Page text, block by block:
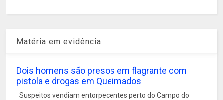
Matéria em evidência
Dois homens são presos em flagrante com
pistola e drogas em Queimados
Suspeitos vendiam entorpecentes perto do Campo do